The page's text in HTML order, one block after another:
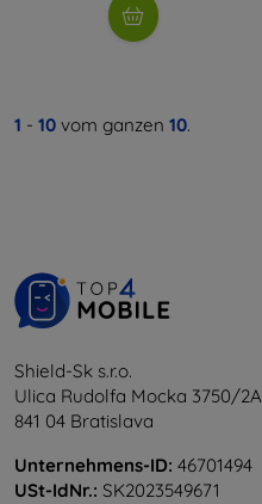
1 - 10 vom ganzen 10.
Shield-Sk s.r.o.
Ulica Rudolfa Mocka 3750/2A
841 04 Bratislava
Unternehmens-ID: 46701494
USt-IdNr.: SK2023549671